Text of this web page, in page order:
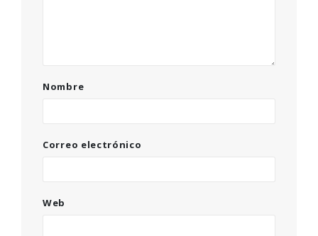
Nombre
Correo electrónico
Web